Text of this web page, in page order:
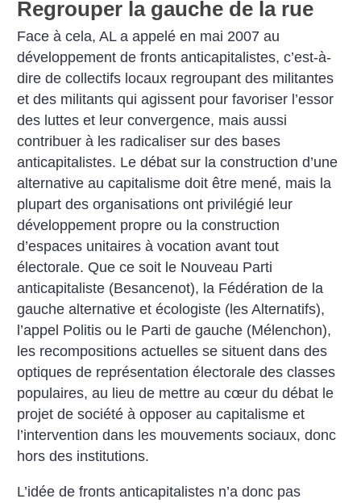
Regrouper la gauche de la rue
Face à cela, AL a appelé en mai 2007 au
développement de fronts anticapitalistes, c’est-à-
dire de collectifs locaux regroupant des militantes
et des militants qui agissent pour favoriser l’essor
des luttes et leur convergence, mais aussi
contribuer à les radicaliser sur des bases
anticapitalistes. Le débat sur la construction d’une
alternative au capitalisme doit être mené, mais la
plupart des organisations ont privilégié leur
développement propre ou la construction
d’espaces unitaires à vocation avant tout
électorale. Que ce soit le Nouveau Parti
anticapitaliste (Besancenot), la Fédération de la
gauche alternative et écologiste (les Alternatifs),
l’appel Politis ou le Parti de gauche (Mélenchon),
les recompositions actuelles se situent dans des
optiques de représentation électorale des classes
populaires, au lieu de mettre au cœur du débat le
projet de société à opposer au capitalisme et
l’intervention dans les mouvements sociaux, donc
hors des institutions.
L’idée de fronts anticapitalistes n’a donc pas